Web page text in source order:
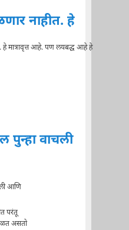
नाहीत. हे
मात्रावृत्त आहे. पण लयबद्ध आहे हे
पुन्हा वाचली
आणि
परंतू
असतो